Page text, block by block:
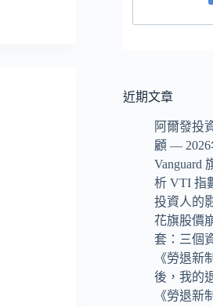
近期文章
阿爾發投
顧 — 2026
Vanguard
析 VTI 指
投資人的
花旗股價
套：三個
《勞退新
後，我的
《勞退新